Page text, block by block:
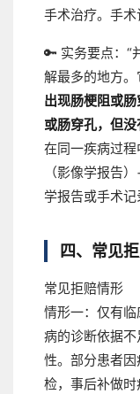
手术治疗。手术
🔑 实务要点： “
解最多的地方
出现肠梗阻或
或肠穿孔，但
在同一疾病过
（影像学报告
学报告或手术记
四、常见
常见拒赔情形
情形一：仅有临
病的诊断依据
性。部分患者
检，事后补做时